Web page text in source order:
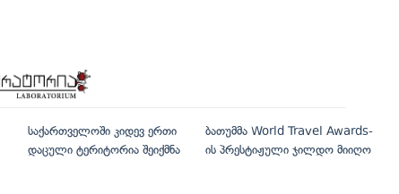
საქართველოში კიდევ ერთი
დაცული ტერიტორია შეიქმნა
ბათუმმა World Travel Awards-
ის პრესტიჟული ჯილდო მიიღო